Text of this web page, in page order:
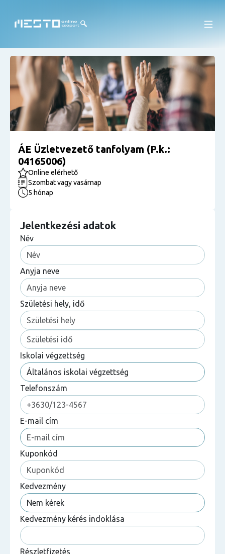
ÁE Üzletvezető tanfolyam (P.k.:
04165006)
Online elérhető
Szombat vagy vasárnap
5 hónap
Jelentkezési adatok
Név
Anyja neve
Születési hely, idő
Iskolai végzettség
Telefonszám
E-mail cím
Kuponkód
Kedvezmény
Kedvezmény kérés indoklása
Részletfizetés